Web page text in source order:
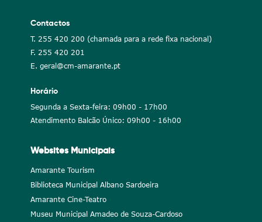
Contactos
T. 255 420 200 (chamada para a rede fixa nacional)
F. 255 420 201
E. geral@cm-amarante.pt
Horário
Segunda a Sexta-feira: 09h00 - 17h00
Atendimento Balcão Único: 09h00 - 16h00
Websites Municipais
Amarante Tourism
Biblioteca Municipal Albano Sardoeira
Amarante Cine-Teatro
Museu Municipal Amadeo de Souza-Cardoso